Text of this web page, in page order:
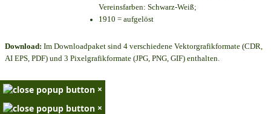
Vereinsfarben: Schwarz-Weiß;
1910 = aufgelöst
Download: Im Downloadpaket sind 4 verschiedene Vektorgrafikformate (CDR,
AI EPS, PDF) und 3 Pixelgrafikformate (JPG, PNG, GIF) enthalten.
×
×